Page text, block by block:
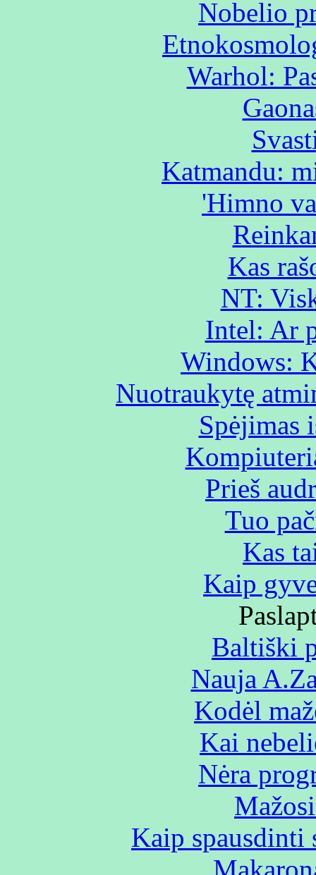
Nobelio
Warhol:
Katmandu:
'Himno
Kas
NT:
Intel: Ar
Windows:
Nuotraukytę
Spėjimas
Prieš
Tuo
Kas
Kaip
Baltiški
Nauja
Kodėl
Kai
Nėra
Kaip spausdinti